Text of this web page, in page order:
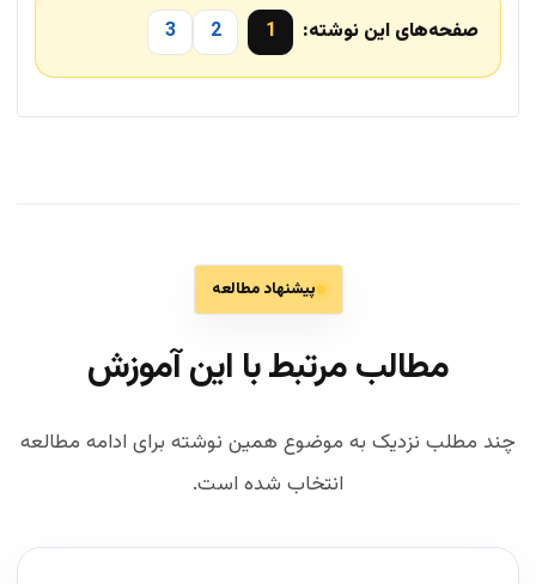
صفحه‌های این نوشته: 1
2
3
پیشنهاد مطالعه
مطالب مرتبط با این آموزش
چند مطلب نزدیک به موضوع همین نوشته برای ادامه مطالعه
انتخاب شده است.